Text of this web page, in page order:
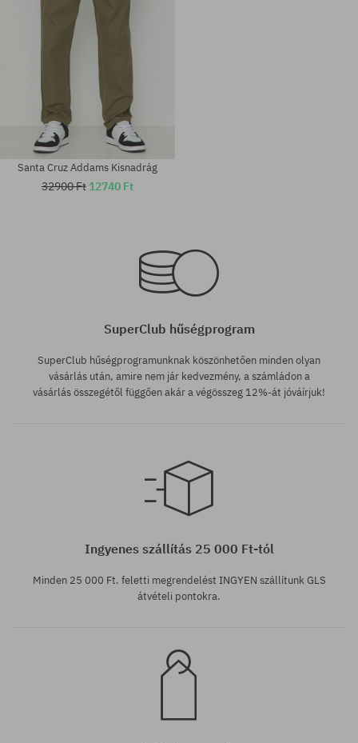
30
Santa Cruz Addams Kisnadrág
32900 Ft 12740 Ft
SuperClub hűségprogram
SuperClub hűségprogramunknak köszönhetően minden olyan
vásárlás után, amire nem jár kedvezmény, a számládon a
vásárlás összegétől függően akár a végösszeg 12%-át jóváírjuk!
Ingyenes szállítás 25 000 Ft-tól
Minden 25 000 Ft. feletti megrendelést INGYEN szállítunk GLS
átvételi pontokra.